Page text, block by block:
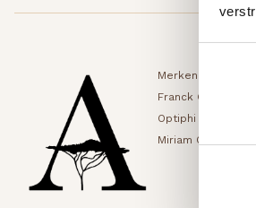
Merken
Franck Global
Optiphi
Miriam Quevedo